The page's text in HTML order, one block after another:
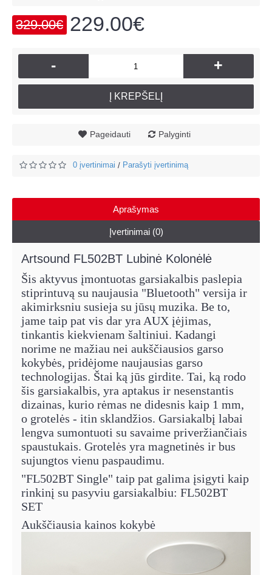
329.00€ 229.00€
- +
Į KREPŠELĮ
Pageidauti Palyginti
0 įvertinimai / Parašyti įvertinimą
Aprašymas
Įvertinimai (0)
Artsound FL502BT Lubinė Kolonėlė
Šis aktyvus įmontuotas garsiakalbis paslepia
stiprintuvą su naujausia "Bluetooth" versija ir
akimirksniu susieja su jūsų muzika. Be to,
jame taip pat vis dar yra AUX įėjimas,
tinkantis kiekvienam šaltiniui. Kadangi
norime ne mažiau nei aukščiausios garso
kokybės, pridėjome naujausias garso
technologijas. Štai ką jūs girdite. Tai, ką rodo
šis garsiakalbis, yra aptakus ir nesenstantis
dizainas, kurio rėmas ne didesnis kaip 1 mm,
o grotelės - itin sklandžios. Garsiakalbį labai
lengva sumontuoti su savaime priveržiančiais
spaustukais. Grotelės yra magnetinės ir bus
sujungtos vienu paspaudimu.
"FL502BT Single" taip pat galima įsigyti kaip
rinkinį su pasyviu garsiakalbiu: FL502BT
SET
Aukščiausia kainos kokybė